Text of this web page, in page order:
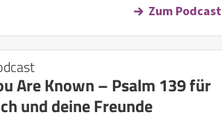
Zum Podcast
Are Known – Psalm 139 für
und deine Freunde